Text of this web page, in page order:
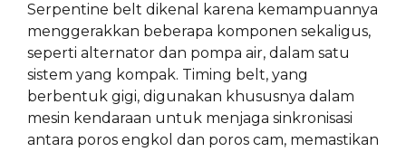
Serpentine belt dikenal karena kemampuannya
menggerakkan beberapa komponen sekaligus,
seperti alternator dan pompa air, dalam satu
sistem yang kompak. Timing belt, yang
berbentuk gigi, digunakan khususnya dalam
mesin kendaraan untuk menjaga sinkronisasi
antara poros engkol dan poros cam, memastikan